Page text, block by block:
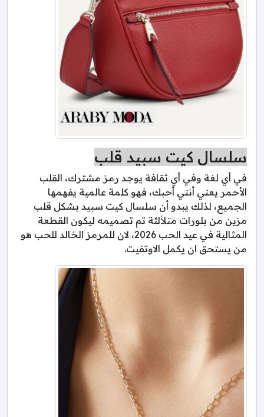
سلسال كيت سبيد قلب
في أي لغة وفي أي ثقافة يوجد رمز مشترك، القلب
الأحمر يعني أنني أحبك، فهو كلمة عالمية يفهمها
الجميع، لذلك يبدو أن سلسال كيت سبيد بشكل قلب
مزين من بلورات متلألئة تم تصميمه ليكون القطعة
المثالية في عيد الحب 2026، لان للمرمز الخالد للحب هو
من يستحق ان يكمل الاوتفيت.